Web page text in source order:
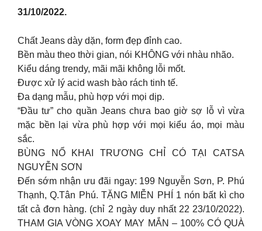
31/10/2022.
Chất Jeans dày dặn, form đẹp đỉnh cao.
Bền màu theo thời gian, nói KHÔNG với nhàu nhão.
Kiểu dáng trendy, mãi mãi không lỗi mốt.
Được xử lý acid wash bào rách tinh tế.
Đa dạng mẫu, phù hợp với mọi dịp.
“Đầu tư” cho quần Jeans chưa bao giờ sợ lỗ vì vừa
mặc bền lại vừa phù hợp với mọi kiểu áo, mọi màu
sắc.
BÙNG NỔ KHAI TRƯƠNG CHỈ CÓ TẠI CATSA
NGUYỄN SƠN
Đến sớm nhận ưu đãi ngay: 199 Nguyễn Sơn, P. Phú
Thạnh, Q.Tân Phú. TẶNG MIỄN PHÍ 1 nón bất kì cho
tất cả đơn hàng. (chỉ 2 ngày duy nhất 22 23/10/2022).
THAM GIA VÒNG XOAY MAY MẮN – 100% CÓ QUÀ